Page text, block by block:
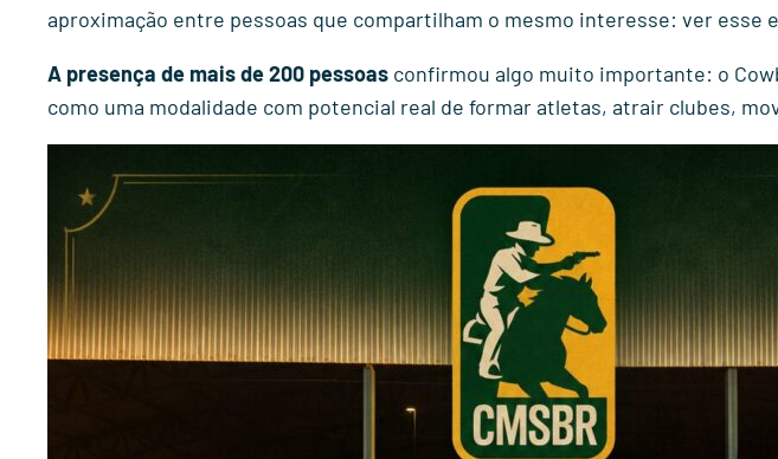
aproximação entre pessoas que compartilham o mesmo interesse: ver esse
A presença de mais de 200 pessoas confirmou algo muito importante: o
como uma modalidade com potencial real de formar atletas, atrair clubes,